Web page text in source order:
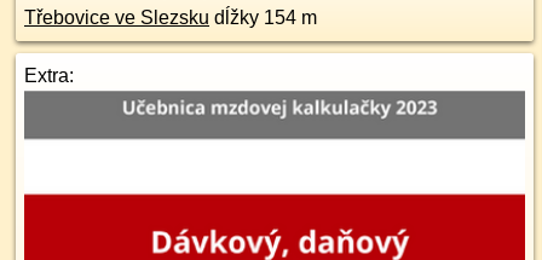
Třebovice ve Slezsku dĺžky 154 m
Extra: